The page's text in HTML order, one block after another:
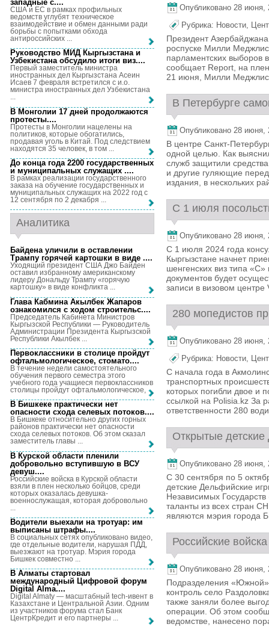
Опубликовано 28 июня,
Рубрика: Новости,
Президент
роспуске Милли
парламентских выборов
сообщает Report, на
21 июня, Милли
В Петербурге
Опубликовано 28 июня,
В центре Санкт-
одной целью. Как
служб защитили
и другие гуляющие
издания, в нескольких
С 1 июля
Опубликовано 28 июня,
С 1 июля 2024 года
Кыргызстане начнет
шенгенских виз типа
документов будет
записи в визовом
280 мопедистов
Опубликовано 28 июня,
Рубрика: Новости,
С начала года в
транспортных
которых погибли двое и
ссылкой на Polisia.kz За
ответственности 280
Открытые
Опубликовано 28 июня,
С 30 сентября по 5
детские Дельфийские
Независимых
таланты из всех стран
являются мэрия города
Российские
Опубликовано 28 июня,
Подразделения «Южной»
контроль село
также заняли более
операции. Об этом
ведомстве, нанесено
западные с....
США и ЕС в рамках профильных
ведомств углубят техническое
взаимодействие и обмен данными ради
борьбы с попытками обхода
антироссийских ...
Руководство МИД Кыргызстана и
Узбекистана обсудило итоги виз....
Первый заместитель министра
иностранных дел Кыргызстана Асеин
Исаев 7 февраля встретился с и.о.
министра иностранных дел Узбекистана
...
В Монголии 17 дней продолжаются
протесты....
Протесты в Монголии нацелены на
политиков, которые обогатились,
продавая уголь в Китай. Под следствием
находятся 35 человек, в том ...
До конца года 2200 государственных
и муниципальных служащих ....
В рамках реализации государственного
заказа на обучение государственных и
муниципальных служащих на 2022 год с
12 сентября по 2 декабря ...
Аналитика
Байдена уличили в оставлении
Трампу горячей картошки в виде ....
Уходящий президент США Джо Байден
оставил избранному американскому
лидеру Дональду Трампу «горячую
картошку» в виде конфликта ...
Глава Кабмина Акылбек Жапаров
ознакомился с ходом строительс....
Председатель Кабинета Министров
Кыргызской Республики — Руководитель
Администрации Президента Кыргызской
Республики Акылбек ...
Первоклассники в столице пройдут
офтальмологическое, стомато....
В течение недели самостоятельного
обучения первого семестра этого
учебного года учащиеся первоклассников
столицы пройдут офтальмологическое, ...
В Бишкеке практически нет
опасности схода селевых потоков....
В Бишкеке относительно других горных
районов практически нет опасности
схода селевых потоков. Об этом сказал
заместитель главы ...
В Курской области пленили
добровольно вступившую в ВСУ
девуш....
Российские войска в Курской области
взяли в плен несколько бойцов, среди
которых оказалась девушка-
военнослужащая, которая добровольно
Водители выехали на тротуар: им
выписаны штрафы....
В социальных сетях опубликовано видео,
где отдельные водители, нарушая ПДД,
выезжают на тротуар. Мэрия города
Бишкек совместно ...
В Алматы стартовал
международный Цифровой форум
Digital Alma....
Digital Almaty — масштабный tech-ивент в
Казахстане и Центральной Азии. Одним
из участников форума стал Банк
ЦентрКредит и его партнеры ...